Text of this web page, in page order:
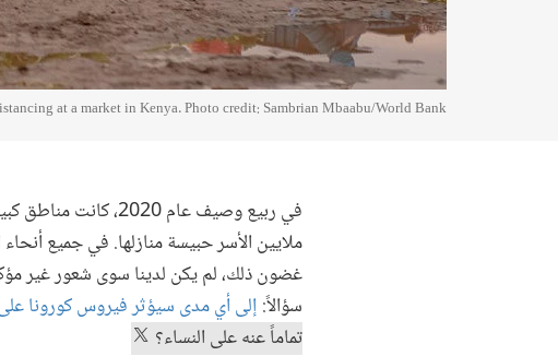
at a market in Kenya. Photo credit: Sambrian Mbaabu/World Bank
في ربيع وصيف عام
ملايين الأسر حبيسة منازلها. في جميع
غضون ذلك، لم يكن لدينا سوى شعور غير
سؤالاً: إلى أي مدى سيؤثر فيروس كورونا
تماماً عنه على النساء؟